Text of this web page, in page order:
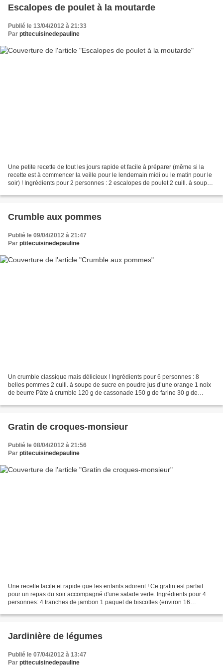
Escalopes de poulet à la moutarde
Publié le 13/04/2012 à 21:33
Par ptitecuisinedepauline
Une petite recette de tout les jours rapide et facile à préparer (même si la
recette est à commencer la veille pour le lendemain midi ou le matin pour le
soir) ! Ingrédients pour 2 personnes : 2 escalopes de poulet 2 cuill. à soupe
Crumble aux pommes
Publié le 09/04/2012 à 21:47
Par ptitecuisinedepauline
Un crumble classique mais délicieux ! Ingrédients pour 6 personnes : 8
belles pommes 2 cuill. à soupe de sucre en poudre jus d’une orange 1 noix
de beurre Pâte à crumble 120 g de cassonade 150 g de farine 30 g de
Gratin de croques-monsieur
Publié le 08/04/2012 à 21:56
Par ptitecuisinedepauline
Une recette facile et rapide que les enfants adorent ! Ce gratin est parfait
pour un repas du soir accompagné d'une salade verte. Ingrédients pour 4
personnes: 4 tranches de jambon 1 paquet de biscottes (environ 16
Jardinière de légumes
Publié le 07/04/2012 à 13:47
Par ptitecuisinedepauline